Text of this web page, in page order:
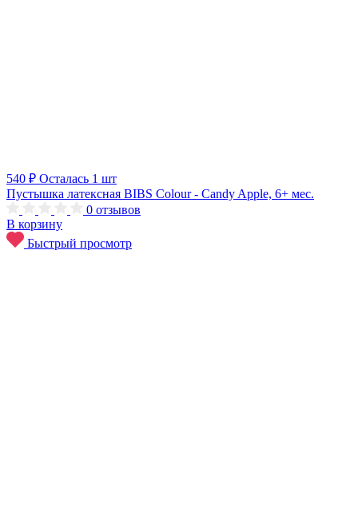
540 ₽ Осталась 1 шт
Пустышка латексная BIBS Colour - Candy Apple, 6+ мес.
0 отзывов
В корзину
Быстрый просмотр